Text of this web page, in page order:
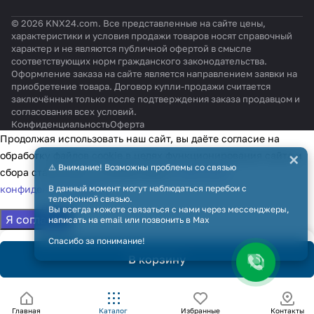
В корзину
Главная Каталог Избранные Контакты
© 2026 KNX24.com. Все представленные на сайте цены,
характеристики и условия продажи товаров носят справочный
характер и не являются публичной офертой в смысле
соответствующих норм гражданского законодательства.
Оформление заказа на сайте является направлением заявки на
приобретение товара. Договор купли-продажи считается
заключённым только после подтверждения заказа продавцом и
согласования всех условий.
КонфиденциальностьОферта
⚠️ Внимание! Возможны проблемы со связью
В данный момент могут наблюдаться перебои с
телефонной связью.
Вы всегда можете связаться с нами через мессенджеры,
написать на email или позвонить в Max
Спасибо за понимание!
×
Продолжая использовать наш сайт, вы даёте согласие на
обработку файлов cookie в целях функционирования сайта и
сбора статистики в соответствии сполитикой
конфиденциальности
Я согласен